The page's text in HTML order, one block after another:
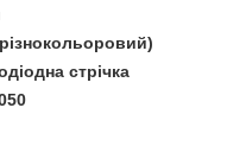
стрічка